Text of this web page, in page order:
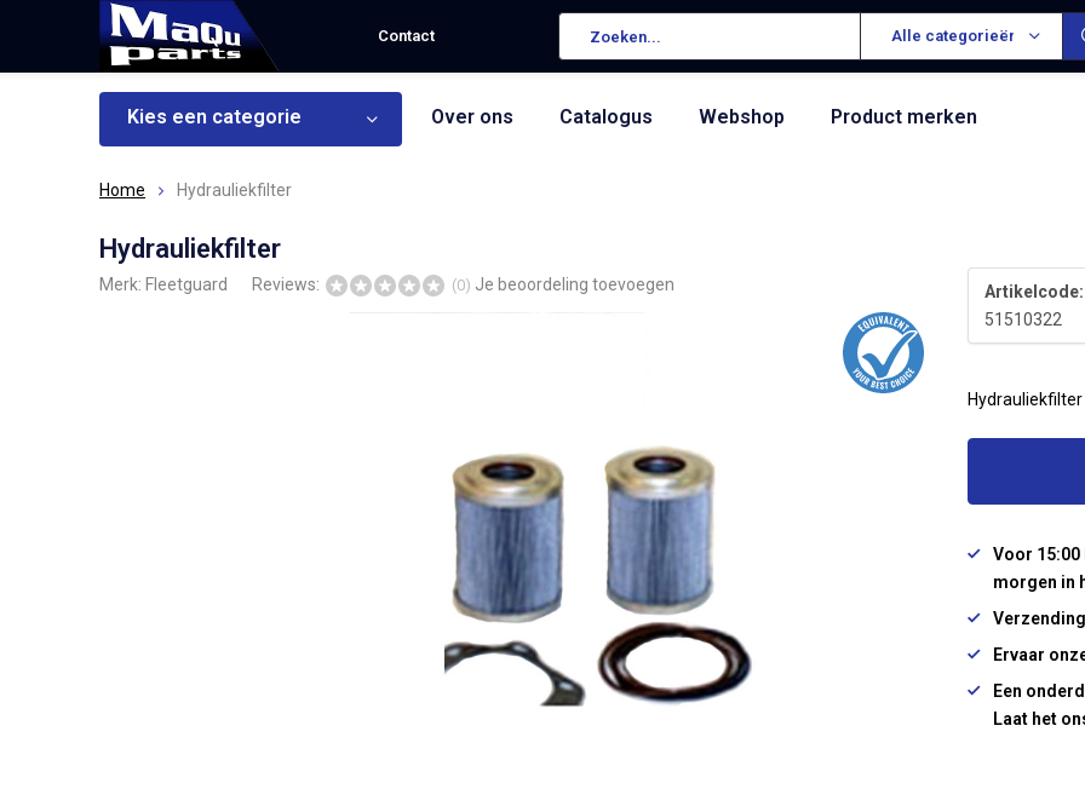
Contact Alle categorieën
Kies een categorie Over ons Catalogus Webshop Product merken
Home Hydrauliekfilter
Hydrauliekfilter
Merk: Fleetguard Reviews: (0) Je beoordeling toevoegen
Artikelcode:
51510322
Hydrauliekfilter
Voor 15:00
morgen in
Ervaar
Een
Laat het